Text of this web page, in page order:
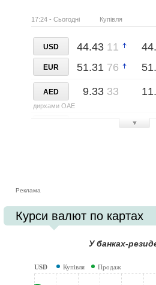
17:24 - Сьогодні Купівля
USD 44.43 11
EUR 51.31 76
AED
дирхами ОАЕ
9.33 33
азербайджанські манати
BRL 6.0000
канадські долари
▼
Реклама
Курси валют по картах
У банках-
USD Купівля Продаж